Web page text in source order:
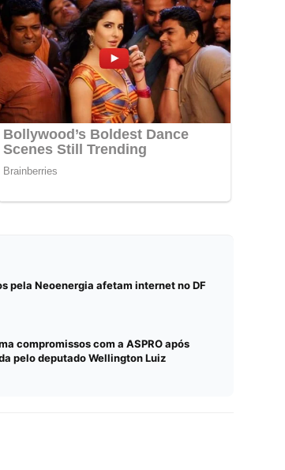
pela Neoenergia afetam internet no DF
compromissos com a ASPRO após
pelo deputado Wellington Luiz